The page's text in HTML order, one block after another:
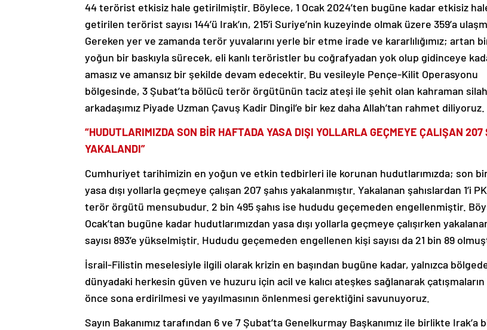
44 terörist etkisiz hale getirilmiştir. Böylece, 1 Ocak 2024’ten bugüne kadar etkisiz
getirilen terörist sayısı 144’ü Irak’ın, 215’i Suriye’nin kuzeyinde olmak üzere 359’a
Gereken yer ve zamanda terör yuvalarını yerle bir etme irade ve kararlılığımız; artan
yoğun bir baskıyla sürecek, eli kanlı teröristler bu coğrafyadan yok olup gidinceye
amasız ve amansız bir şekilde devam edecektir. Bu vesileyle Pençe-Kilit Operasyonu
bölgesinde, 3 Şubat’ta bölücü terör örgütünün taciz ateşi ile şehit olan kahraman silah
arkadaşımız Piyade Uzman Çavuş Kadir Dingil’e bir kez daha Allah’tan rahmet diliyoruz.
“HUDUTLARIMIZDA SON BİR HAFTADA YASA DIŞI YOLLARLA GEÇMEYE ÇALIŞAN 207
YAKALANDI”
Cumhuriyet tarihimizin en yoğun ve etkin tedbirleri ile korunan hudutlarımızda; son
yasa dışı yollarla geçmeye çalışan 207 şahıs yakalanmıştır. Yakalanan şahıslardan 1’i
terör örgütü mensubudur. 2 bin 495 şahıs ise hududu geçemeden engellenmiştir.
Ocak’tan bugüne kadar hudutlarımızdan yasa dışı yollarla geçmeye çalışırken
sayısı 893’e yükselmiştir. Hududu geçemeden engellenen kişi sayısı da 21 bin 89
İsrail-Filistin meselesiyle ilgili olarak krizin en başından bugüne kadar, yalnızca
dünyadaki herkesin güven ve huzuru için acil ve kalıcı ateşkes sağlanarak
önce sona erdirilmesi ve yayılmasının önlenmesi gerektiğini savunuyoruz.
Sayın Bakanımız tarafından 6 ve 7 Şubat’ta Genelkurmay Başkanımız ile birlikte Irak’a